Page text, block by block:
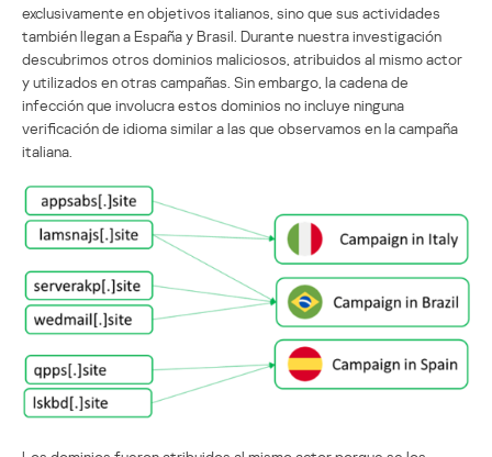
exclusivamente en objetivos italianos, sino que sus actividades
también llegan a España y Brasil. Durante nuestra investigación
descubrimos otros dominios maliciosos, atribuidos al mismo actor
y utilizados en otras campañas. Sin embargo, la cadena de
infección que involucra estos dominios no incluye ninguna
verificación de idioma similar a las que observamos en la campaña
italiana.